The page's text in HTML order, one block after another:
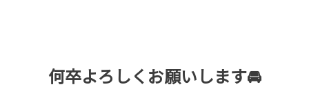
何卒よろしくお願いします🚘